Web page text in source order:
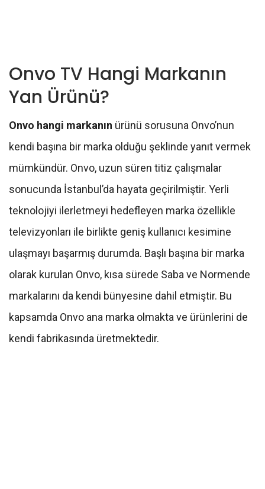
Onvo TV Hangi Markanın
Yan Ürünü?
Onvo hangi markanın ürünü sorusuna Onvo’nun
kendi başına bir marka olduğu şeklinde yanıt vermek
mümkündür. Onvo, uzun süren titiz çalışmalar
sonucunda İstanbul’da hayata geçirilmiştir. Yerli
teknolojiyi ilerletmeyi hedefleyen marka özellikle
televizyonları ile birlikte geniş kullanıcı kesimine
ulaşmayı başarmış durumda. Başlı başına bir marka
olarak kurulan Onvo, kısa sürede Saba ve Normende
markalarını da kendi bünyesine dahil etmiştir. Bu
kapsamda Onvo ana marka olmakta ve ürünlerini de
kendi fabrikasında üretmektedir.